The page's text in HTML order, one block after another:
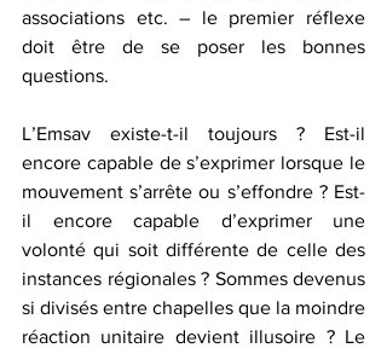
associations etc. – le premier réflexe
doit être de se poser les bonnes
questions.
L’Emsav existe-t-il toujours ? Est-il
encore capable de s’exprimer lorsque le
mouvement s’arrête ou s’effondre ? Est-
il encore capable d’exprimer une
volonté qui soit différente de celle des
instances régionales ? Sommes devenus
si divisés entre chapelles que la moindre
réaction unitaire devient illusoire ? Le